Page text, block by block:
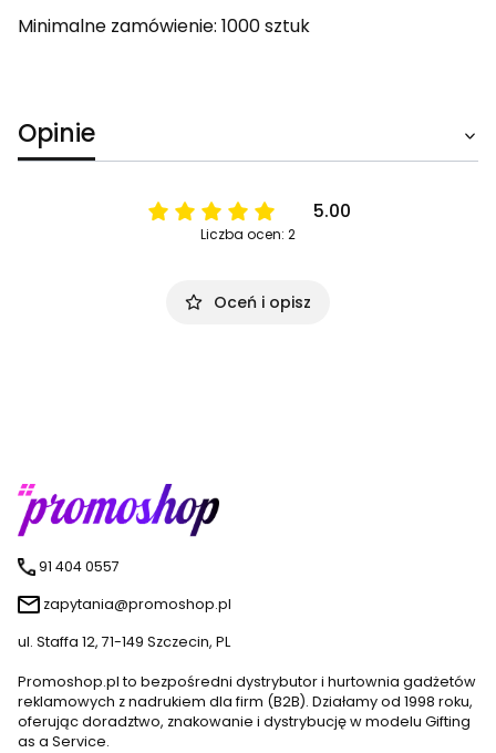
Minimalne zamówienie: 1000 sztuk
Opinie
5.00
Liczba ocen: 2
Oceń i opisz
91 404 0557
zapytania@promoshop.pl
ul. Staffa 12, 71-149 Szczecin, PL
Promoshop.pl to bezpośredni dystrybutor i hurtownia gadżetów
reklamowych z nadrukiem dla firm (B2B). Działamy od 1998 roku,
oferując doradztwo, znakowanie i dystrybucję w modelu Gifting
as a Service.